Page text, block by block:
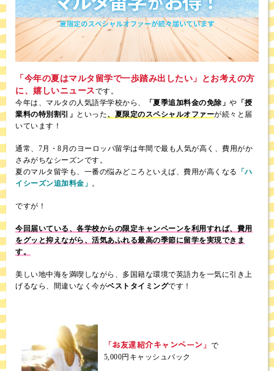
「今年の夏はマルタ留学で一歩踏み出したい」とお考えの方
に、嬉しいニュースです。
今年は、マルタの人気語学学校から、
「夏季追加料金の免除」 や 「授
業料の特別割引」 といった、夏限定のスペシャルオファーが続々と届
いています！
通常、7月・8月のヨーロッパ留学は年間で最も人気が高く、費用がか
さみがちなシーズンです。
夏のマルタ留学も、一番の悩みどころといえば、費用が高くなる
「ハ
イシーズン追加料金」 。
ですが！
今回届いている、各学校からの限定キャンペーンを利用すれば、費用
をグッと抑えながら、活気あふれる最高の季節に留学を実現できま
す。
美しい地中海を満喫しながら、多国籍な環境で英語力を一気に引き上
げるなら、間違いなく今がベストタイミングです！
「お友達紹介キャンペーン」で
5,000円キャッシュバック